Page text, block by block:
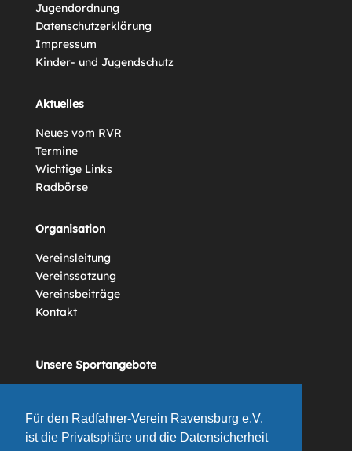
Für den Radfahrer-Verein Ravensburg e.V.
ist die Privatsphäre und die Datensicherheit
Jugendordnung
Datenschutzerklärung
Impressum
Kinder- und Jugendschutz
Aktuelles
Neues vom RVR
Termine
Wichtige Links
Radbörse
Organisation
Vereinsleitung
Vereinssatzung
Vereinsbeiträge
Kontakt
Unsere Sportangebote